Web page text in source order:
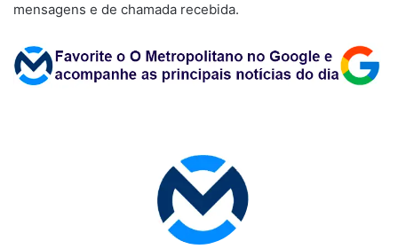
mensagens e de chamada recebida.